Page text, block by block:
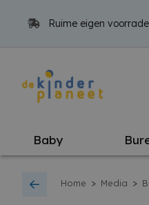
Ruime eigen
Baby
Home > Media >